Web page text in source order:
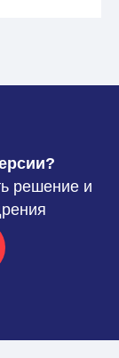
решение и